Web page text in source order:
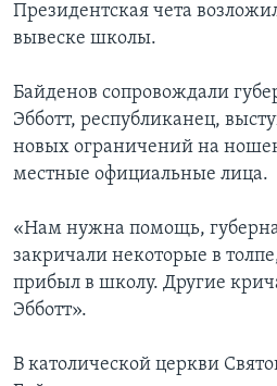
Президентская чета
вывеске школы.
Байденов сопровождали
Эбботт, республиканец,
новых ограничений на
местные официальные лица.
«Нам нужна помощь,
закричали некоторые в
прибыл в школу. Другие
Эбботт».
В католической церкви